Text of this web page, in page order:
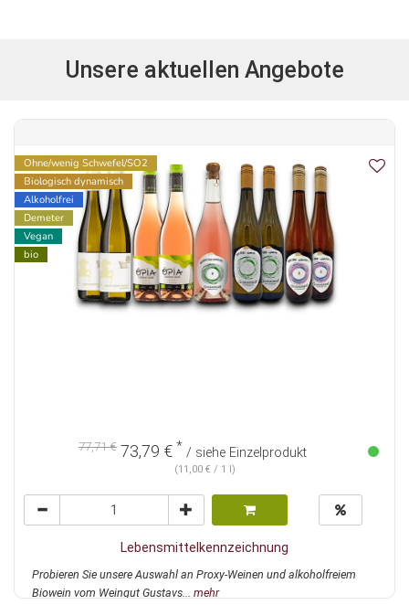
Unsere aktuellen Angebote
Ohne/wenig Schwefel/SO2
Biologisch dynamisch
Alkoholfrei
Demeter
Vegan
bio
77,71 € 73,79 € * / siehe Einzelprodukt
(11,00 € / 1 l)
Lebensmittelkennzeichnung
Probieren Sie unsere Auswahl an Proxy-Weinen und alkoholfreiem
Biowein vom Weingut Gustavs... mehr